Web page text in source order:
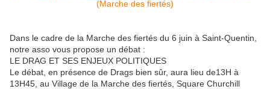
Dans le cadre de la Marche des fiertés du 6 juin à Saint-Quentin,
notre asso vous propose un débat :
LE DRAG ET SES ENJEUX POLITIQUES
Le débat, en présence de Drags bien sûr, aura lieu de13H à
13H45, au Village de la Marche des fiertés, Square Churchill